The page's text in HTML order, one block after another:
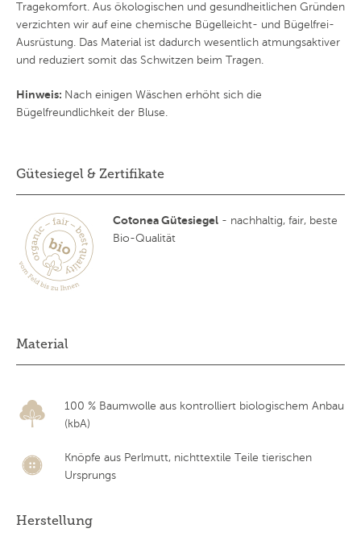
Tragekomfort. Aus ökologischen und gesundheitlichen Gründen
verzichten wir auf eine chemische Bügelleicht- und Bügelfrei-
Ausrüstung. Das Material ist dadurch wesentlich atmungsaktiver
und reduziert somit das Schwitzen beim Tragen.
Hinweis: Nach einigen Wäschen erhöht sich die
Bügelfreundlichkeit der Bluse.
Gütesiegel & Zertifikate
Cotonea Gütesiegel - nachhaltig, fair, beste
Bio-Qualität
Material
100 % Baumwolle aus kontrolliert biologischem Anbau
(kbA)
Knöpfe aus Perlmutt, nichttextile Teile tierischen
Ursprungs
Herstellung